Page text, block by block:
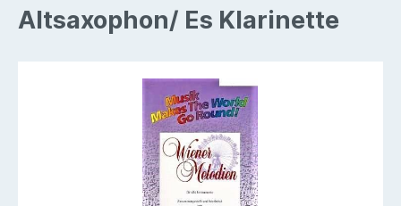
Altsaxophon/ Es Klarinette